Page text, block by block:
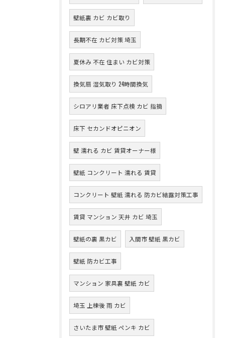
壁紙裏 カビ カビ取り
長期不在 カビ対策 埼玉
夏休み 不在 住まい カビ対策
換気扇 湿気取り 24時間換気
シロアリ業者 床下点検 カビ 指摘
床下 セカンドオピニオン
壁 濡れる カビ 賃貸オーナー様
壁紙 コンクリート 濡れる 賃貸
コンクリート 壁紙 濡れる 防カビ結露対策工事
賃貸 マンション 天井 カビ 埼玉
壁紙の裏 黒カビ 入間市 壁紙 黒カビ
壁紙 防カビ工事
マンション 家具裏 壁紙 カビ
埼玉 上棟後 雨 カビ
さいたま市 壁紙 ペンキ カビ